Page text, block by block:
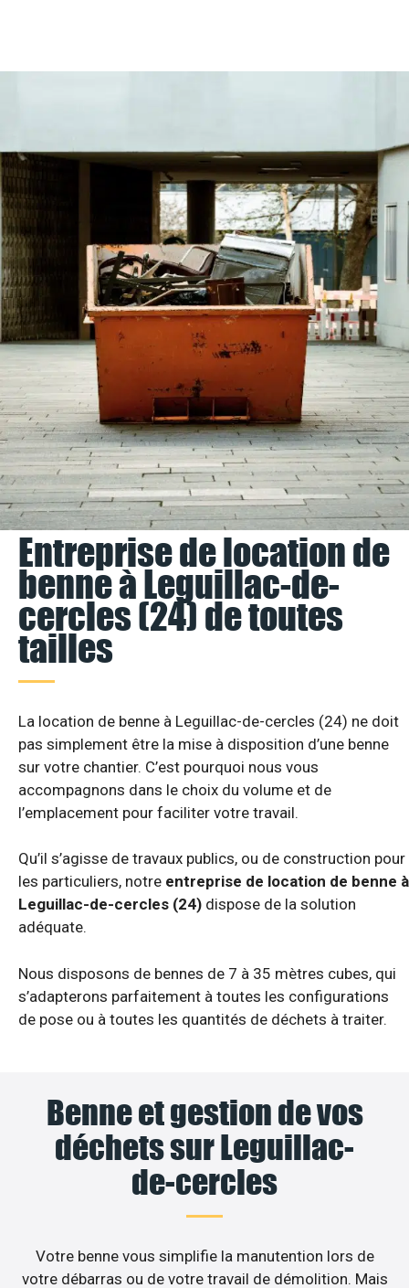
Entreprise de location de
benne à Leguillac-de-
cercles (24) de toutes
tailles
La location de benne à Leguillac-de-cercles (24) ne doit
pas simplement être la mise à disposition d’une benne
sur votre chantier. C’est pourquoi nous vous
accompagnons dans le choix du volume et de
l’emplacement pour faciliter votre travail.
Qu’il s’agisse de travaux publics, ou de construction pour
les particuliers, notre entreprise de location de benne à
Leguillac-de-cercles (24) dispose de la solution
adéquate.
Nous disposons de bennes de 7 à 35 mètres cubes, qui
s’adapterons parfaitement à toutes les configurations
de pose ou à toutes les quantités de déchets à traiter.
Benne et gestion de vos
déchets sur Leguillac-
de-cercles
Votre benne vous simplifie la manutention lors de
votre débarras ou de votre travail de démolition. Mais